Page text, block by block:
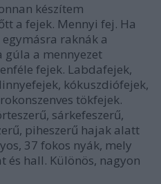
készítem
a fejek. Mennyi fej. Ha
raknák a
gúla a mennyezet
fejek. Labdafejek,
kókuszdiófejek,
tökfejek.
sárkefeszerű,
piheszerű hajak alatt
37 fokos nyák, mely
és hall. Különös, nagyon